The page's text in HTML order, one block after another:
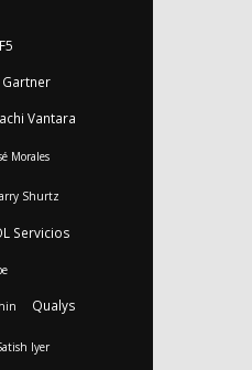
F5
Gartner
Vantara
Morales
Shurtz
Servicios
Qualys
Iyer